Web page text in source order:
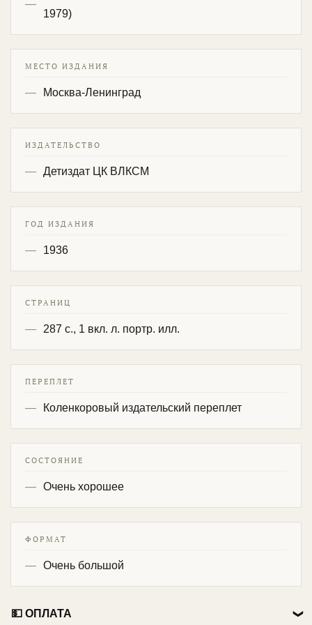
1979)
МЕСТО ИЗДАНИЯ
Москва-Ленинград
ИЗДАТЕЛЬСТВО
Детиздат ЦК ВЛКСМ
ГОД ИЗДАНИЯ
1936
СТРАНИЦ
287 с., 1 вкл. л. портр. илл.
ПЕРЕПЛЕТ
Коленкоровый издательский переплет
СОСТОЯНИЕ
Очень хорошее
ФОРМАТ
Очень большой
💵 ОПЛАТА